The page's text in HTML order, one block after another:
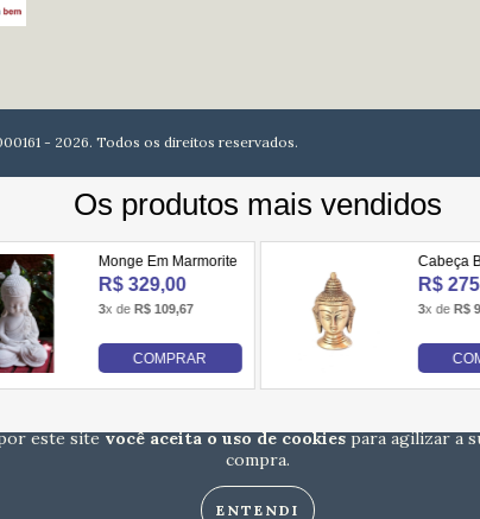
este sitevocê aceita o uso de cookiespara agilizar a
compra.
ENTENDI
- 2026. Todos os direitos reservados.